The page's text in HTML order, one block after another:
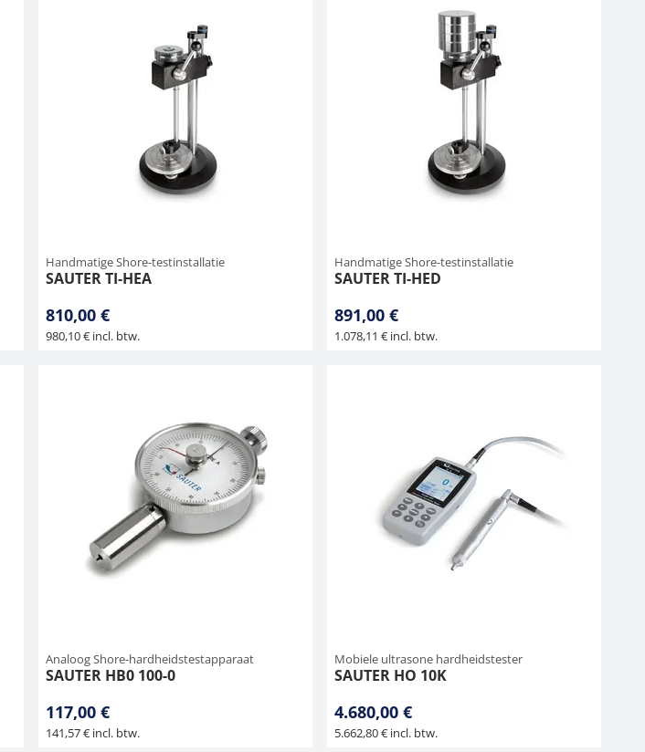
Handmatige Shore-testinstallatie
SAUTER TI-HEA
810,00 €
980,10 € incl. btw.
Handmatige Shore-testinstallatie
SAUTER TI-HED
891,00 €
1.078,11 € incl. btw.
Analoog Shore-hardheidstestapparaat
SAUTER HB0 100-0
117,00 €
141,57 € incl. btw.
Mobiele ultrasone hardheidstester
SAUTER HO 10K
4.680,00 €
5.662,80 € incl. btw.